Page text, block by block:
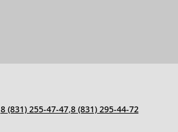
8 (831) 255-47-47,8 (831) 295-44-72